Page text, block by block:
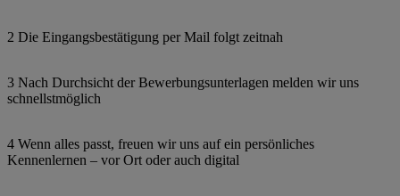
2 Die Eingangsbestätigung per Mail folgt zeitnah
3 Nach Durchsicht der Bewerbungsunterlagen melden wir uns
schnellstmöglich
4 Wenn alles passt, freuen wir uns auf ein persönliches
Kennenlernen – vor Ort oder auch digital